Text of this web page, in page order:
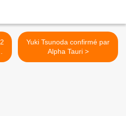
Yuki Tsunoda confirmé par
Alpha Tauri >